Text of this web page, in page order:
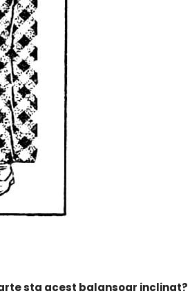
sta acest balansoar inclinat?